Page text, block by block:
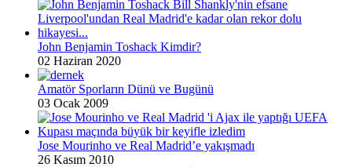
John Benjamin Toshack Kimdir?
02 Haziran 2020
Amatör Sporların Dünü ve Bugünü
03 Ocak 2009
Jose Mourinho ve Real Madrid’e yakışmadı
26 Kasım 2010